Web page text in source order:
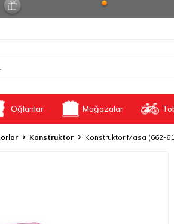
Oğlanlar Mağazalar
Konstruktor Konstruktor Masa (662-